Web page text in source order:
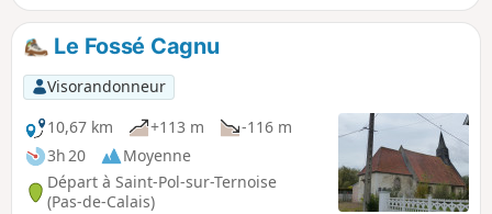
Le Fossé Cagnu
Visorandonneur
10,67 km
+113 m
-116 m
3h 20
Moyenne
Départ à Saint-Pol-sur-Ternoise
(Pas-de-Calais)